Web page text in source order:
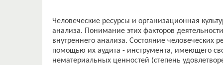
Человеческие ресурсы и организационная
анализа. Понимание этих факторов
внутреннего анализа. Состояние человеческих
помощью их аудита - инструмента, имеющего
нематериальных ценностей (степень